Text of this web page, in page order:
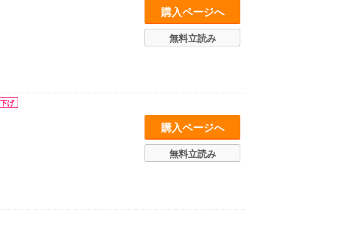
購入ページへ
無料立読み
購入ページへ
無料立読み